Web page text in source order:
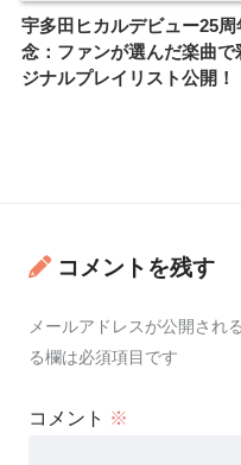
宇多田ヒカルデビュー25周
念：ファンが選んだ楽曲で
ジナルプレイリスト公開！
コメントを残す
メールアドレスが公開され
る欄は必須項目です
コメント ※